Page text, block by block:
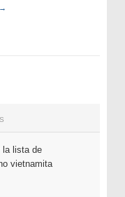
la lista de
vietnamita